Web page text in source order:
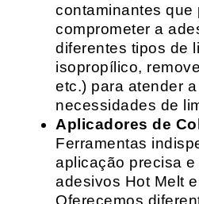
contaminantes que
comprometer a
diferentes tipos de
isopropílico,
etc.) para atender
necessidades de
Aplicadores de
Ferramentas
aplicação precisa
adesivos Hot Melt
Oferecemos